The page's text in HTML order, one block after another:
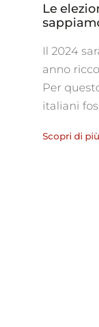
Le
Il 2024
anno
Per
italiani
Scopri di più